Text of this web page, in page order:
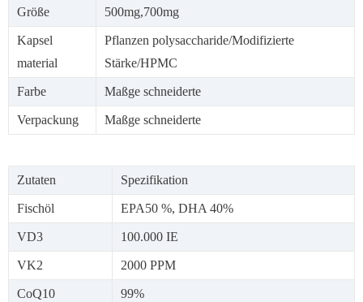
Größe 500mg,700mg
Kapsel
material
Pflanzen polysaccharide/Modifizierte
Stärke/HPMC
Farbe Maßge schneiderte
Verpackung Maßge schneiderte
Zutaten Spezifikation
Fischöl EPA50 %, DHA 40%
VD3 100.000 IE
VK2 2000 PPM
CoQ10 99%